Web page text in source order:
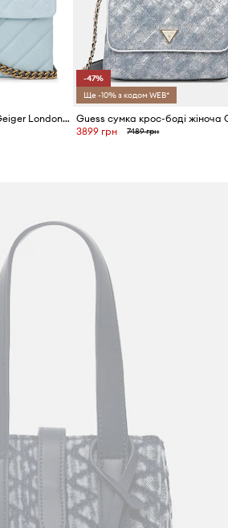
Шкіряна сумочка Kurt Geiger London Kensington
-47%
Ще -10% з кодом WEB*
3899 грн 7489 грн